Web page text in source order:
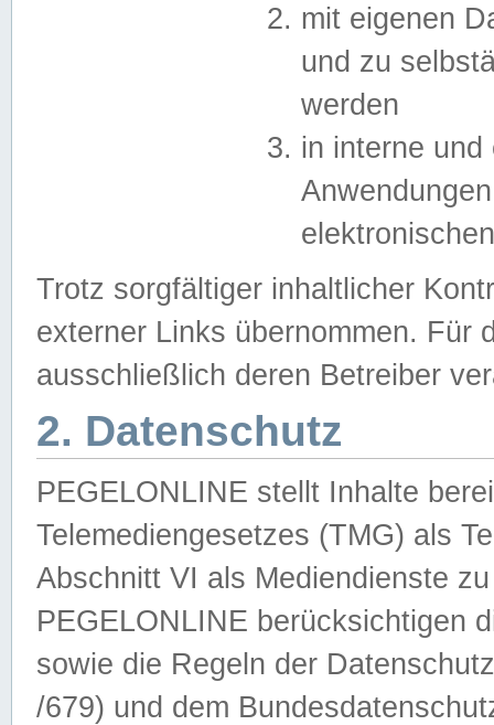
mit eigenen
und zu
werden
in interne
Trotz sorgfältiger inhaltlicher
externer Links übernommen. Für
ausschließlich deren Betreiber
2. Datenschutz
PEGELONLINE stellt Inhalte
Telemediengesetzes (TMG) als
Abschnitt VI als Mediendienste
PEGELONLINE berücksichtigen
sowie die Regeln der
/679) und dem